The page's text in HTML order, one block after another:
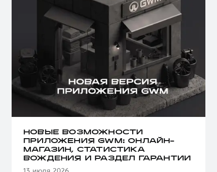
НОВЫЕ ВОЗМОЖНОСТИ
ПРИЛОЖЕНИЯ GWM: ОНЛАЙН-
МАГАЗИН, СТАТИСТИКА
ВОЖДЕНИЯ И РАЗДЕЛ ГАРАНТИИ